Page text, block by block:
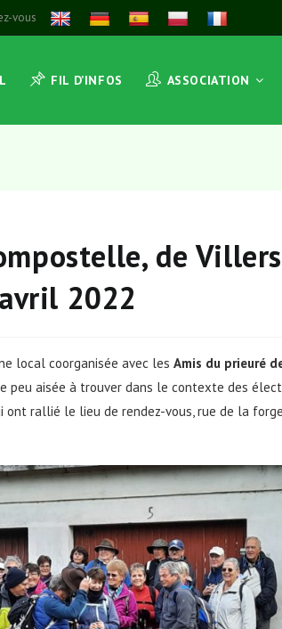
vous
FIL D’INFOS ASSOCIATION
de
2022
local coorganisée avec les Amis du prieuré
peu aisée à trouver dans le contexte des
ont rallié le lieu de rendez-vous, rue de la